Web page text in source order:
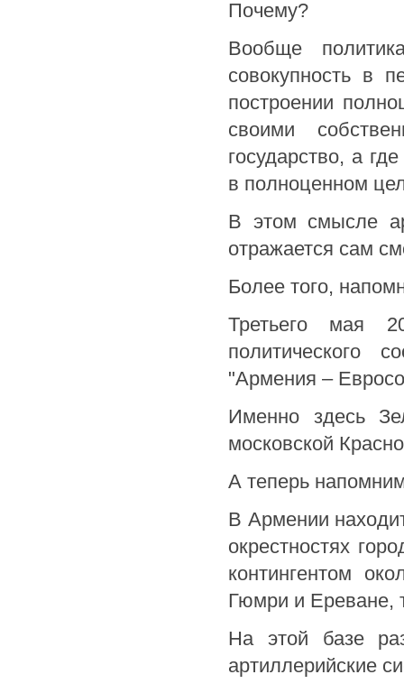
Почему?
Вообще
совокупность в
построении
своими
государство, а
в полноценном
В этом смысле
отражается сам
Более того,
Третьего мая
политического
"Армения –
Именно здесь
московской
А теперь
В Армении
окрестностях
контингентом
Гюмри и Ереване,
На этой базе
артиллерийские